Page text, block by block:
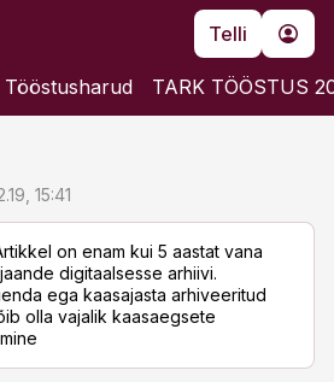
Telli
Tööstusharud TARK TÖÖSTUS
15:41
on enam kui 5 aastat vana
digitaalsesse arhiivi.
ega kaasajasta arhiveeritud
olla vajalik kaasaegsete